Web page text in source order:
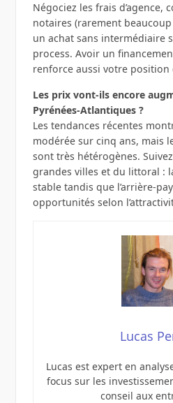
Négociez les frais d’agence,
notaires (rarement beaucoup
un achat sans intermédiaire
process. Avoir un
renforce aussi votre position
Les prix vont‑ils encore
Pyrénées‑Atlantiques ?
Les tendances récentes
modérée sur cinq ans, mais
sont très hétérogènes.
grandes villes et du littoral :
stable tandis que
opportunités selon
Lucas
Lucas est expert en
focus sur les
conseil aux